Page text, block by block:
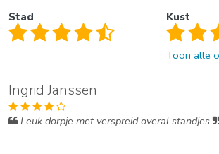
Stad Kust
Toon alle
Ingrid Janssen
Leuk dorpje met verspreid overal standjes